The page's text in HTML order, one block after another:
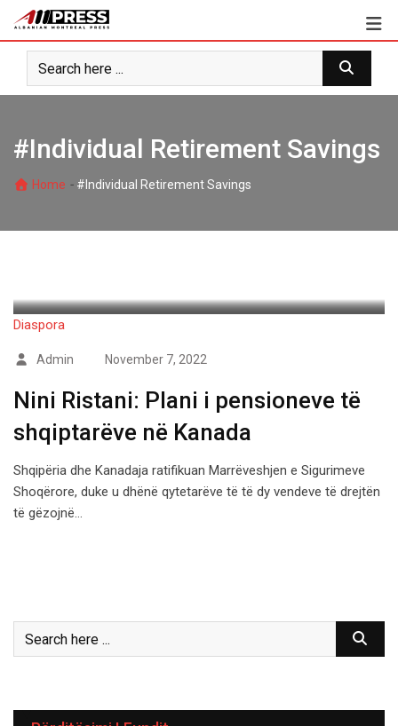
content
#Individual Retirement Savings
Home - #Individual Retirement Savings
Diaspora
Admin November 7, 2022
Nini Ristani: Plani i pensioneve të
shqiptarëve në Kanada
Shqipëria dhe Kanadaja ratifikuan Marrëveshjen e Sigurimeve
Shoqërore, duke u dhënë qytetarëve të të dy vendeve të drejtën
të gëzojnë…